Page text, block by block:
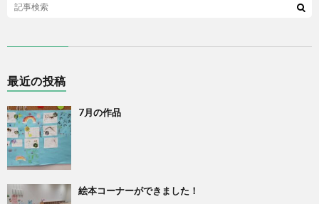
最近の投稿
7月の作品
絵本コーナーができました！